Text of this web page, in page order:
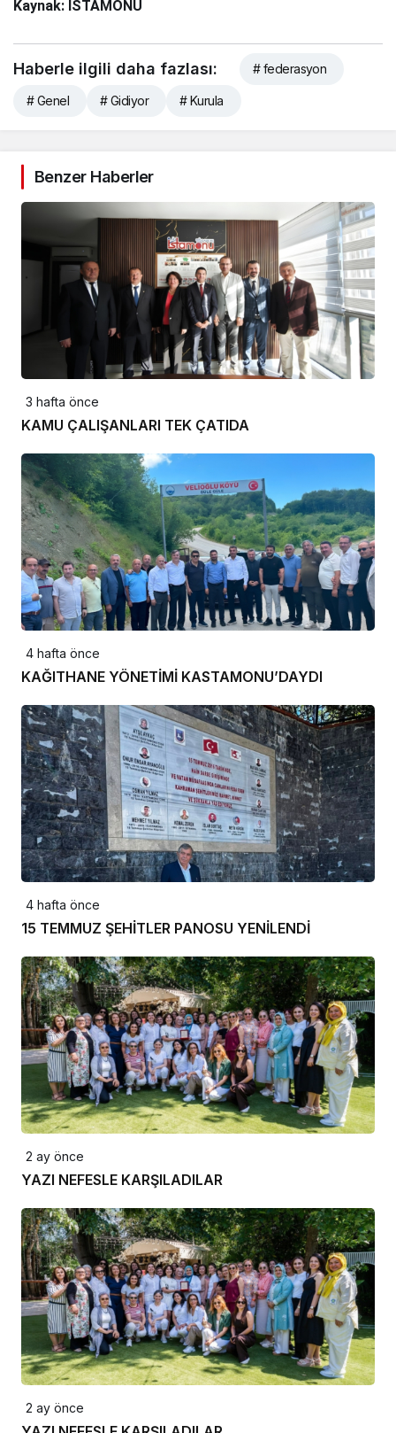
Kaynak: İSTAMONU
Haberle ilgili daha fazlası: # federasyon
# Genel # Gidiyor # Kurula
Benzer Haberler
3 hafta önce
KAMU ÇALIŞANLARI TEK ÇATIDA
4 hafta önce
KAĞITHANE YÖNETİMİ KASTAMONU’DAYDI
4 hafta önce
15 TEMMUZ ŞEHİTLER PANOSU YENİLENDİ
2 ay önce
YAZI NEFESLE KARŞILADILAR
2 ay önce